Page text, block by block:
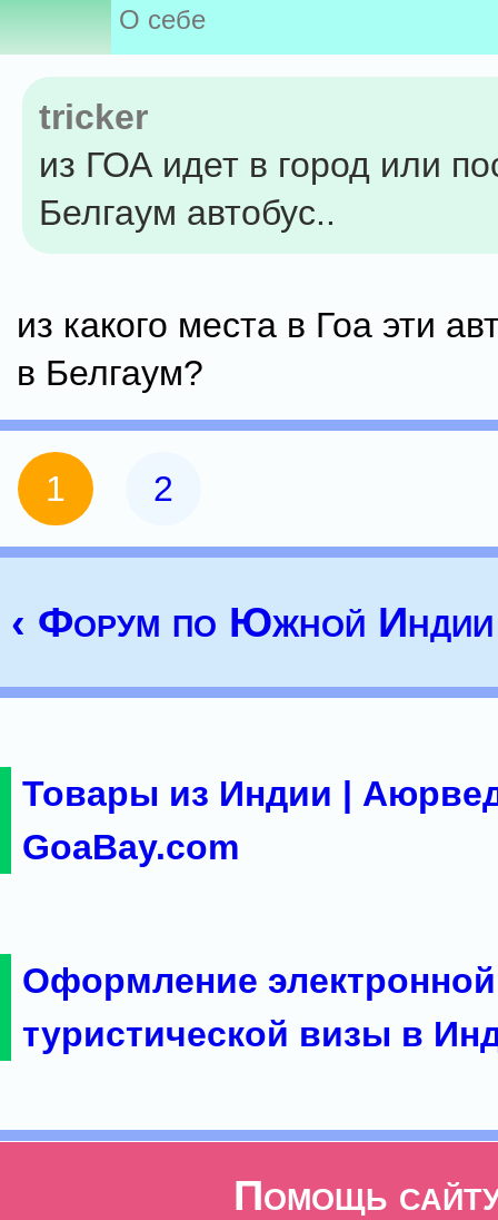
О себе
tricker
из ГОА идет в город или
Белгаум автобус..
из какого места в Гоа эти
в Белгаум?
1 2
‹ Форум по Южной
Товары из Индии |
GoaBay.com
Оформление электронной
туристической визы в
Помощь